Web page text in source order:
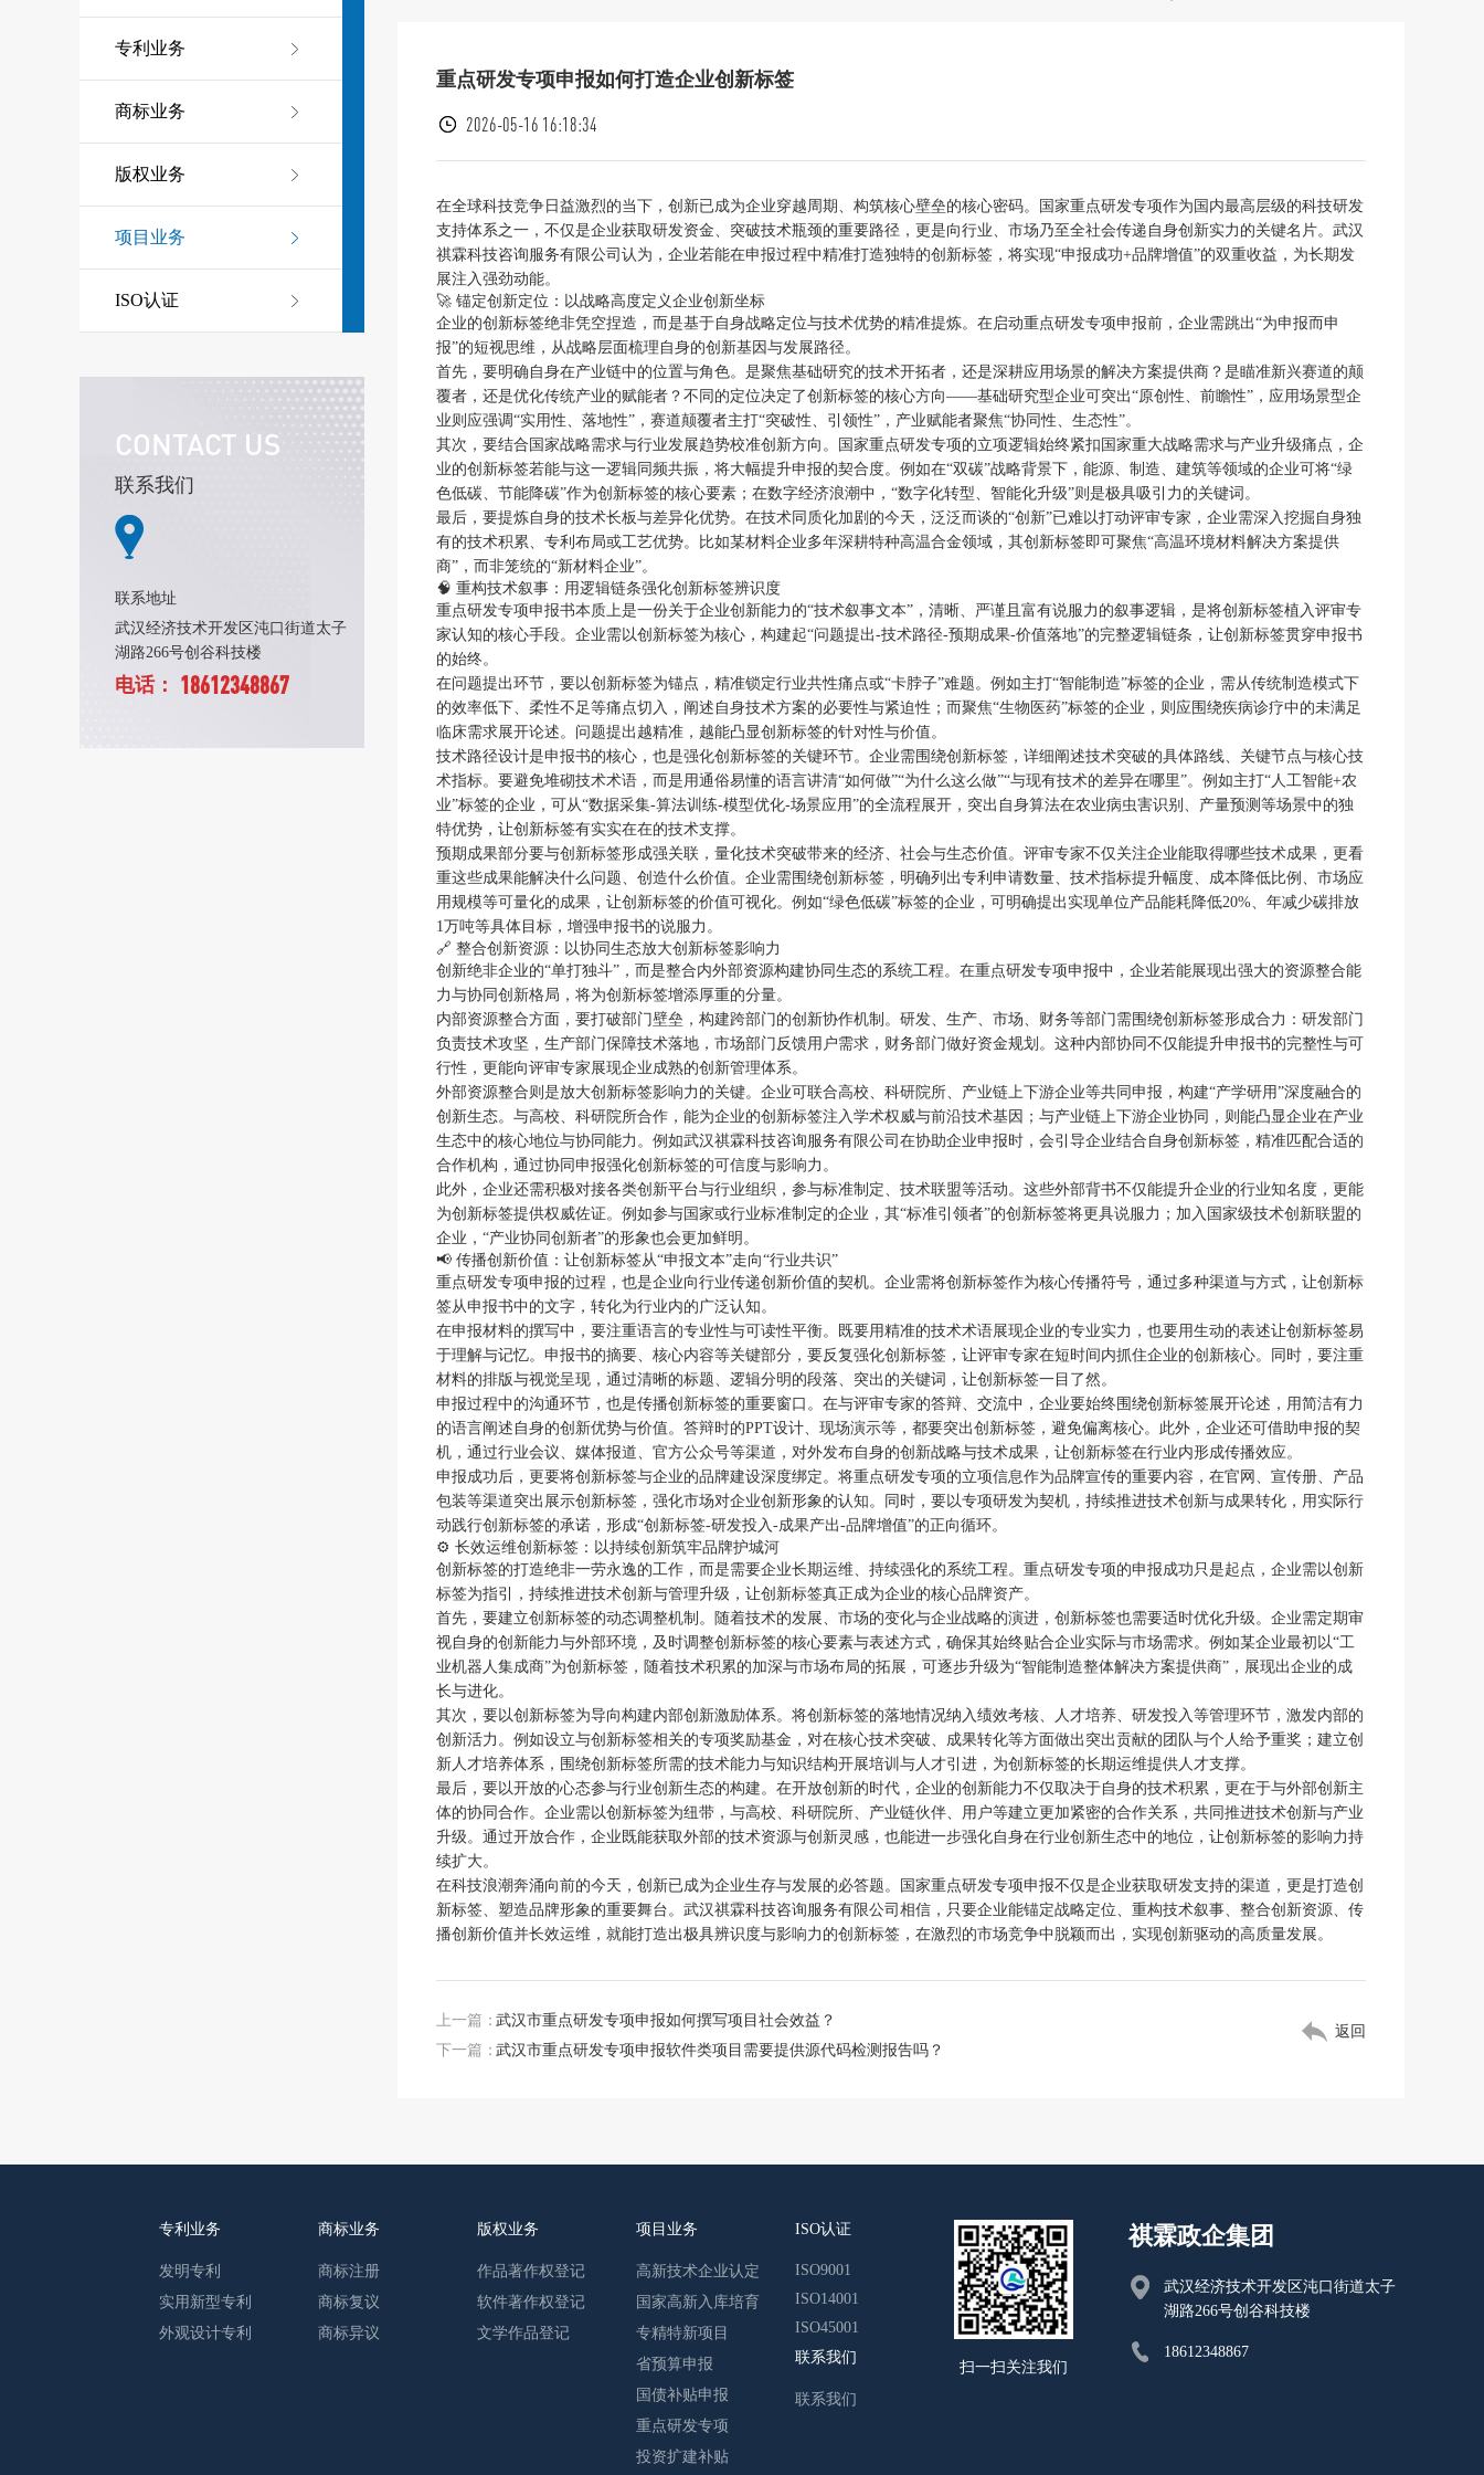
专利业务
商标业务
版权业务
项目业务
ISO认证
CONTACT US
联系我们
联系地址
武汉经济技术开发区沌口街道太子
湖路266号创谷科技楼
电话： 18612348867
重点研发专项申报如何打造企业创新标签
2026-05-16 16:18:34
在全球科技竞争日益激烈的当下，创新已成为企业穿越周期、构筑核心壁垒的核心密码。国家重点研发专项作为国内最高层级的科技研发
支持体系之一，不仅是企业获取研发资金、突破技术瓶颈的重要路径，更是向行业、市场乃至全社会传递自身创新实力的关键名片。武汉
祺霖科技咨询服务有限公司认为，企业若能在申报过程中精准打造独特的创新标签，将实现“申报成功+品牌增值”的双重收益，为长期发
展注入强劲动能。
🚀 锚定创新定位：以战略高度定义企业创新坐标
企业的创新标签绝非凭空捏造，而是基于自身战略定位与技术优势的精准提炼。在启动重点研发专项申报前，企业需跳出“为申报而申
报”的短视思维，从战略层面梳理自身的创新基因与发展路径。
首先，要明确自身在产业链中的位置与角色。是聚焦基础研究的技术开拓者，还是深耕应用场景的解决方案提供商？是瞄准新兴赛道的颠
覆者，还是优化传统产业的赋能者？不同的定位决定了创新标签的核心方向——基础研究型企业可突出“原创性、前瞻性”，应用场景型企
业则应强调“实用性、落地性”，赛道颠覆者主打“突破性、引领性”，产业赋能者聚焦“协同性、生态性”。
其次，要结合国家战略需求与行业发展趋势校准创新方向。国家重点研发专项的立项逻辑始终紧扣国家重大战略需求与产业升级痛点，企
业的创新标签若能与这一逻辑同频共振，将大幅提升申报的契合度。例如在“双碳”战略背景下，能源、制造、建筑等领域的企业可将“绿
色低碳、节能降碳”作为创新标签的核心要素；在数字经济浪潮中，“数字化转型、智能化升级”则是极具吸引力的关键词。
最后，要提炼自身的技术长板与差异化优势。在技术同质化加剧的今天，泛泛而谈的“创新”已难以打动评审专家，企业需深入挖掘自身独
有的技术积累、专利布局或工艺优势。比如某材料企业多年深耕特种高温合金领域，其创新标签即可聚焦“高温环境材料解决方案提供
商”，而非笼统的“新材料企业”。
🧠 重构技术叙事：用逻辑链条强化创新标签辨识度
重点研发专项申报书本质上是一份关于企业创新能力的“技术叙事文本”，清晰、严谨且富有说服力的叙事逻辑，是将创新标签植入评审专
家认知的核心手段。企业需以创新标签为核心，构建起“问题提出-技术路径-预期成果-价值落地”的完整逻辑链条，让创新标签贯穿申报书
的始终。
在问题提出环节，要以创新标签为锚点，精准锁定行业共性痛点或“卡脖子”难题。例如主打“智能制造”标签的企业，需从传统制造模式下
的效率低下、柔性不足等痛点切入，阐述自身技术方案的必要性与紧迫性；而聚焦“生物医药”标签的企业，则应围绕疾病诊疗中的未满足
临床需求展开论述。问题提出越精准，越能凸显创新标签的针对性与价值。
技术路径设计是申报书的核心，也是强化创新标签的关键环节。企业需围绕创新标签，详细阐述技术突破的具体路线、关键节点与核心技
术指标。要避免堆砌技术术语，而是用通俗易懂的语言讲清“如何做”“为什么这么做”“与现有技术的差异在哪里”。例如主打“人工智能+农
业”标签的企业，可从“数据采集-算法训练-模型优化-场景应用”的全流程展开，突出自身算法在农业病虫害识别、产量预测等场景中的独
特优势，让创新标签有实实在在的技术支撑。
预期成果部分要与创新标签形成强关联，量化技术突破带来的经济、社会与生态价值。评审专家不仅关注企业能取得哪些技术成果，更看
重这些成果能解决什么问题、创造什么价值。企业需围绕创新标签，明确列出专利申请数量、技术指标提升幅度、成本降低比例、市场应
用规模等可量化的成果，让创新标签的价值可视化。例如“绿色低碳”标签的企业，可明确提出实现单位产品能耗降低20%、年减少碳排放
1万吨等具体目标，增强申报书的说服力。
🔗 整合创新资源：以协同生态放大创新标签影响力
创新绝非企业的“单打独斗”，而是整合内外部资源构建协同生态的系统工程。在重点研发专项申报中，企业若能展现出强大的资源整合能
力与协同创新格局，将为创新标签增添厚重的分量。
内部资源整合方面，要打破部门壁垒，构建跨部门的创新协作机制。研发、生产、市场、财务等部门需围绕创新标签形成合力：研发部门
负责技术攻坚，生产部门保障技术落地，市场部门反馈用户需求，财务部门做好资金规划。这种内部协同不仅能提升申报书的完整性与可
行性，更能向评审专家展现企业成熟的创新管理体系。
外部资源整合则是放大创新标签影响力的关键。企业可联合高校、科研院所、产业链上下游企业等共同申报，构建“产学研用”深度融合的
创新生态。与高校、科研院所合作，能为企业的创新标签注入学术权威与前沿技术基因；与产业链上下游企业协同，则能凸显企业在产业
生态中的核心地位与协同能力。例如武汉祺霖科技咨询服务有限公司在协助企业申报时，会引导企业结合自身创新标签，精准匹配合适的
合作机构，通过协同申报强化创新标签的可信度与影响力。
此外，企业还需积极对接各类创新平台与行业组织，参与标准制定、技术联盟等活动。这些外部背书不仅能提升企业的行业知名度，更能
为创新标签提供权威佐证。例如参与国家或行业标准制定的企业，其“标准引领者”的创新标签将更具说服力；加入国家级技术创新联盟的
企业，“产业协同创新者”的形象也会更加鲜明。
📢 传播创新价值：让创新标签从“申报文本”走向“行业共识”
重点研发专项申报的过程，也是企业向行业传递创新价值的契机。企业需将创新标签作为核心传播符号，通过多种渠道与方式，让创新标
签从申报书中的文字，转化为行业内的广泛认知。
在申报材料的撰写中，要注重语言的专业性与可读性平衡。既要用精准的技术术语展现企业的专业实力，也要用生动的表述让创新标签易
于理解与记忆。申报书的摘要、核心内容等关键部分，要反复强化创新标签，让评审专家在短时间内抓住企业的创新核心。同时，要注重
材料的排版与视觉呈现，通过清晰的标题、逻辑分明的段落、突出的关键词，让创新标签一目了然。
申报过程中的沟通环节，也是传播创新标签的重要窗口。在与评审专家的答辩、交流中，企业要始终围绕创新标签展开论述，用简洁有力
的语言阐述自身的创新优势与价值。答辩时的PPT设计、现场演示等，都要突出创新标签，避免偏离核心。此外，企业还可借助申报的契
机，通过行业会议、媒体报道、官方公众号等渠道，对外发布自身的创新战略与技术成果，让创新标签在行业内形成传播效应。
申报成功后，更要将创新标签与企业的品牌建设深度绑定。将重点研发专项的立项信息作为品牌宣传的重要内容，在官网、宣传册、产品
包装等渠道突出展示创新标签，强化市场对企业创新形象的认知。同时，要以专项研发为契机，持续推进技术创新与成果转化，用实际行
动践行创新标签的承诺，形成“创新标签-研发投入-成果产出-品牌增值”的正向循环。
⚙️ 长效运维创新标签：以持续创新筑牢品牌护城河
创新标签的打造绝非一劳永逸的工作，而是需要企业长期运维、持续强化的系统工程。重点研发专项的申报成功只是起点，企业需以创新
标签为指引，持续推进技术创新与管理升级，让创新标签真正成为企业的核心品牌资产。
首先，要建立创新标签的动态调整机制。随着技术的发展、市场的变化与企业战略的演进，创新标签也需要适时优化升级。企业需定期审
视自身的创新能力与外部环境，及时调整创新标签的核心要素与表述方式，确保其始终贴合企业实际与市场需求。例如某企业最初以“工
业机器人集成商”为创新标签，随着技术积累的加深与市场布局的拓展，可逐步升级为“智能制造整体解决方案提供商”，展现出企业的成
长与进化。
其次，要以创新标签为导向构建内部创新激励体系。将创新标签的落地情况纳入绩效考核、人才培养、研发投入等管理环节，激发内部的
创新活力。例如设立与创新标签相关的专项奖励基金，对在核心技术突破、成果转化等方面做出突出贡献的团队与个人给予重奖；建立创
新人才培养体系，围绕创新标签所需的技术能力与知识结构开展培训与人才引进，为创新标签的长期运维提供人才支撑。
最后，要以开放的心态参与行业创新生态的构建。在开放创新的时代，企业的创新能力不仅取决于自身的技术积累，更在于与外部创新主
体的协同合作。企业需以创新标签为纽带，与高校、科研院所、产业链伙伴、用户等建立更加紧密的合作关系，共同推进技术创新与产业
升级。通过开放合作，企业既能获取外部的技术资源与创新灵感，也能进一步强化自身在行业创新生态中的地位，让创新标签的影响力持
续扩大。
在科技浪潮奔涌向前的今天，创新已成为企业生存与发展的必答题。国家重点研发专项申报不仅是企业获取研发支持的渠道，更是打造创
新标签、塑造品牌形象的重要舞台。武汉祺霖科技咨询服务有限公司相信，只要企业能锚定战略定位、重构技术叙事、整合创新资源、传
播创新价值并长效运维，就能打造出极具辨识度与影响力的创新标签，在激烈的市场竞争中脱颖而出，实现创新驱动的高质量发展。
上一篇：武汉市重点研发专项申报如何撰写项目社会效益？
下一篇：武汉市重点研发专项申报软件类项目需要提供源代码检测报告吗？
返回
专利业务
发明专利
实用新型专利
外观设计专利
商标业务
商标注册
商标复议
商标异议
版权业务
作品著作权登记
软件著作权登记
文学作品登记
项目业务
高新技术企业认定
国家高新入库培育
专精特新项目
省预算申报
国债补贴申报
重点研发专项
投资扩建补贴
ISO认证
ISO9001
ISO14001
ISO45001
联系我们
联系我们
扫一扫关注我们
祺霖政企集团
武汉经济技术开发区沌口街道太子
湖路266号创谷科技楼
18612348867